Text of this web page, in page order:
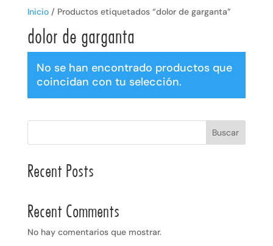
Inicio/ Productos etiquetados “dolor de garganta”
dolor de garganta
No se han encontrado productos que
coincidan con tu selección.
Buscar
Recent Posts
Recent Comments
No hay comentarios que mostrar.